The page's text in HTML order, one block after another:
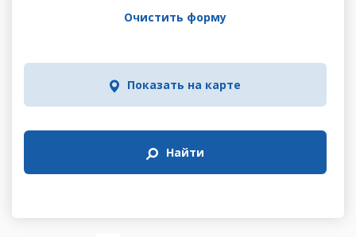
Очистить форму
Показать на карте
Найти